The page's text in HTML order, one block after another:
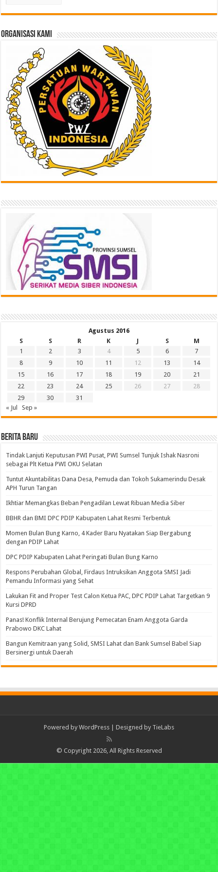
Lampau
di
ORGANISASI KAMI
Agustus 2016
S
S R K J S
M
1
2 3 4 5 6
7
8
9 10 11 12 13
14
15
16 17 18 19 20
21
22
23 24 25 26 27
28
29
30
31
« Jul
Sep »
BERITA BARU
Tindak Lanjuti Keputusan PWI Pusat, PWI Sumsel Tunjuk Ishak Nasroni
sebagai Plt Ketua PWI OKU Selatan
Tuntut Akuntabilitas Dana Desa, Pemuda dan Tokoh Sukamerindu Desak
APH Turun Tangan
Ikhtiar Memangkas Beban Pengadilan Lewat Ribuan Media Siber
BBHR dan BMI DPC PDIP Kabupaten Lahat Resmi Terbentuk
Momen Bulan Bung Karno, 4 Kader Baru Nyatakan Siap Bergabung
dengan PDIP Lahat
DPC PDIP Kabupaten Lahat Peringati Bulan Bung Karno
Respons Perubahan Global, Firdaus Intruksikan Anggota SMSI Jadi
Pemandu Informasi yang Sehat
Lakukan Fit and Proper Test Calon Ketua PAC, DPC PDIP Lahat Targetkan 9
Kursi DPRD
Panas! Konflik Internal Berujung Pemecatan Enam Anggota Garda
Prabowo DKC Lahat
Bangun Kemitraan yang Solid, SMSI Lahat dan Bank Sumsel Babel Siap
Bersinergi untuk Daerah
Powered by WordPress | Designed by TieLabs
© Copyright 2026, All Rights Reserved